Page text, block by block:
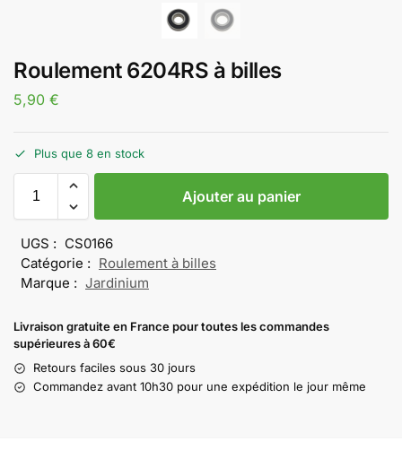
Roulement 6204RS à billes
5,90 €
Plus que 8 en stock
Ajouter au panier
UGS : CS0166
Catégorie : Roulement à billes
Marque : Jardinium
Livraison gratuite en France pour toutes les commandes
supérieures à 60€
Retours faciles sous 30 jours
Commandez avant 10h30 pour une expédition le jour même